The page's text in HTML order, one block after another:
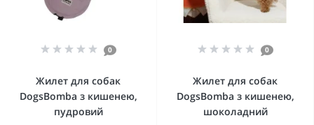
0
Жилет для собак
DogsBomba з кишенею,
пудровий
0
Жилет для собак
DogsBomba з кишенею,
шоколадний